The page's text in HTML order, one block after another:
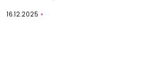
16.12.2025